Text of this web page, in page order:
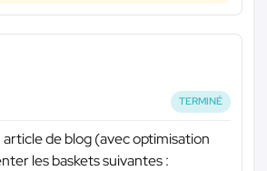
TERMINÉ
de blog (avec optimisation
les baskets suivantes :